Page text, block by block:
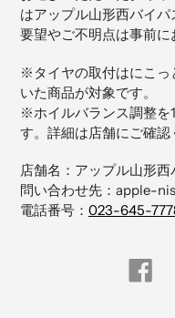
ト
に
商
品
を
追
加
す
る
はアップル山形西バイパ
要望やご不明点は事前に
※タイヤの取付はにこっ
いた商品が対象です。
※ホイルバランス調整を
す。詳細は店舗にご確認
店舗名：アップル山形西
問い合わせ先：apple-
電話番号： 023-645-
で